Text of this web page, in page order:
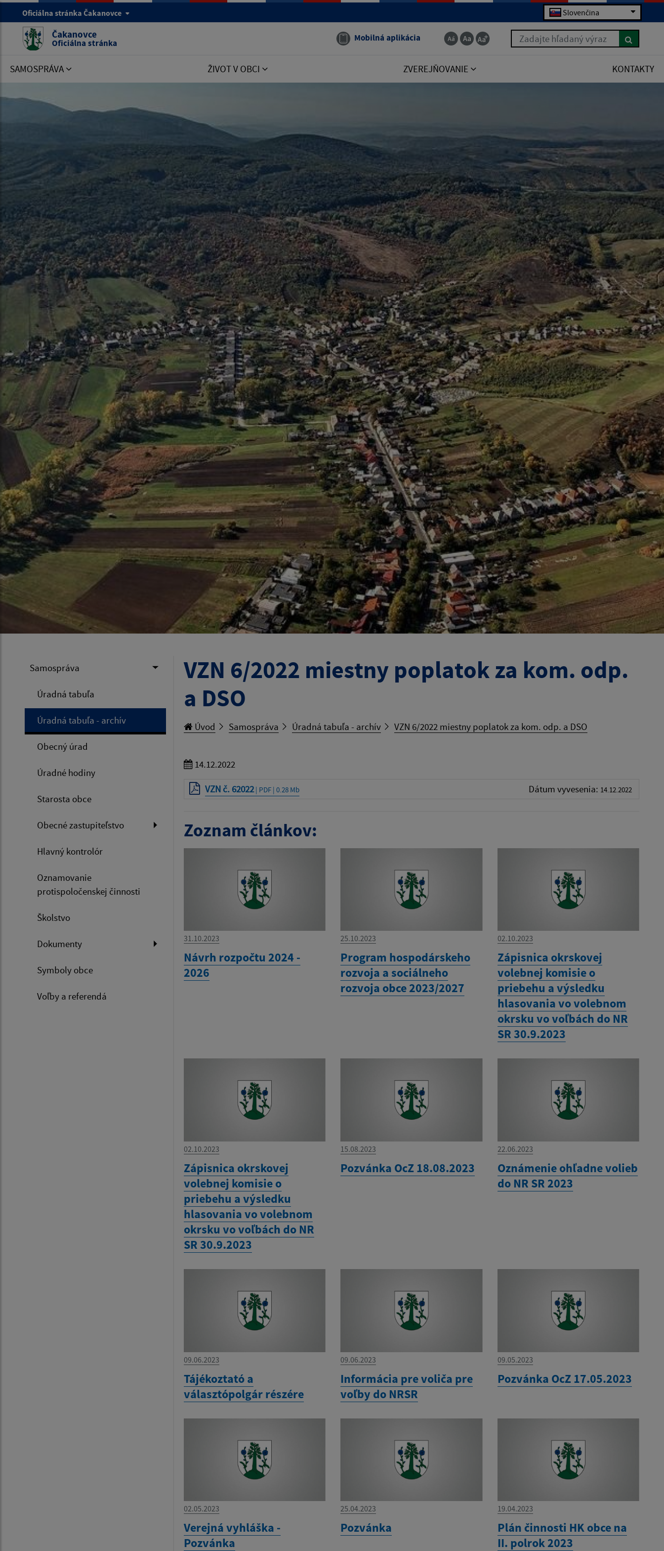
Oficiálna stránka Čakanovce Slovenčina
Čakanovce
Oficiálna stránka Mobilná aplikácia Zadajte hľadaný výraz
SAMOSPRÁVA ŽIVOT V OBCI ZVEREJŇOVANIE KONTAKTY
Samospráva
Úradná tabuľa
Úradná tabuľa - archív
Obecný úrad
Úradné hodiny
Starosta obce
Obecné zastupiteľstvo
Hlavný kontrolór
Oznamovanie
protispoločenskej činnosti
Školstvo
Dokumenty
Symboly obce
Voľby a referendá
VZN 6/2022 miestny poplatok za kom. odp.
a DSO
Úvod Samospráva Úradná tabuľa - archív VZN 6/2022 miestny poplatok za kom. odp. a DSO
14.12.2022
VZN č. 62022| PDF | 0.28 Mb Dátum vyvesenia: 14.12.2022
Zoznam článkov:
31.10.2023
Návrh rozpočtu 2024 -
2026
25.10.2023
Program hospodárskeho
rozvoja a sociálneho
rozvoja obce 2023/2027
02.10.2023
Zápisnica okrskovej
volebnej komisie o
priebehu a výsledku
hlasovania vo volebnom
okrsku vo voľbách do NR
SR 30.9.2023
02.10.2023
Zápisnica okrskovej
volebnej komisie o
priebehu a výsledku
hlasovania vo volebnom
okrsku vo voľbách do NR
SR 30.9.2023
15.08.2023
Pozvánka OcZ 18.08.2023
22.06.2023
Oznámenie ohľadne volieb
do NR SR 2023
09.06.2023
Tájékoztató a
választópolgár részére
09.06.2023
Informácia pre voliča pre
voľby do NRSR
09.05.2023
Pozvánka OcZ 17.05.2023
02.05.2023
Verejná vyhláška -
Pozvánka
25.04.2023
Pozvánka
19.04.2023
Plán činnosti HK obce na
II. polrok 2023